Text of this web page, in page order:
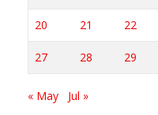
20 21 22
27 28 29